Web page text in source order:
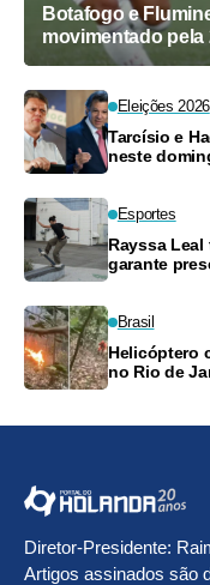
Botafogo e
movimentado pela
Eleições 2026
Tarcísio e
neste
Esportes
Rayssa
garante
Brasil
Helicóptero
no Rio de
Diretor-Presidente:
Artigos assinados são